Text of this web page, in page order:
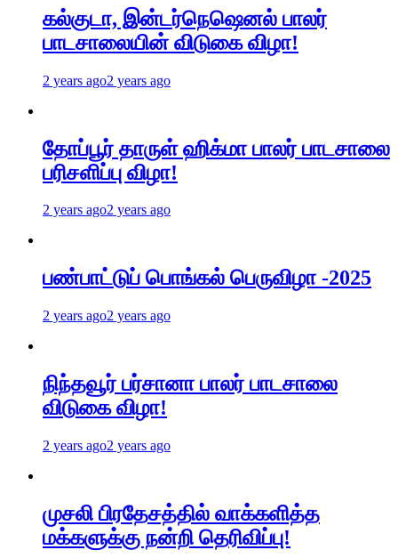
கல்குடா, இன்டர்நெஷெனல் பாலர்
பாடசாலையின் விடுகை விழா!
2 years ago2 years ago
தோப்பூர் தாருள் ஹிக்மா பாலர் பாடசாலை
பரிசளிப்பு விழா!
2 years ago2 years ago
பண்பாட்டுப் பொங்கல் பெருவிழா -2025
2 years ago2 years ago
நிந்தவூர் பர்சானா பாலர் பாடசாலை
விடுகை விழா!
2 years ago2 years ago
முசலி பிரதேசத்தில் வாக்களித்த
மக்களுக்கு நன்றி தெரிவிப்பு!